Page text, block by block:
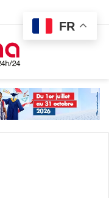
FR